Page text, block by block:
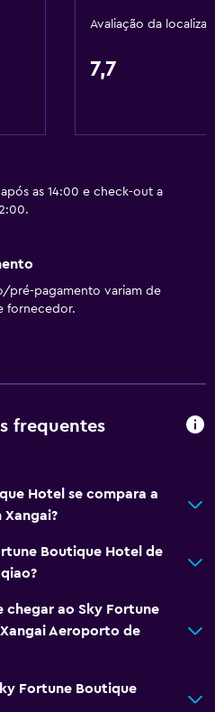
Avaliação da
7,7
as 14:00 e check-out a
pré-pagamento variam de
fornecedor.
frequentes
Hotel se compara a
Boutique Hotel de
chegar ao Sky Fortune
Aeroporto de
Fortune Boutique